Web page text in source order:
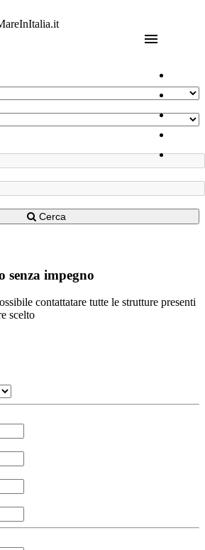
menu
Cerca
senza impegno
contattatare tutte le strutture presenti
scelto